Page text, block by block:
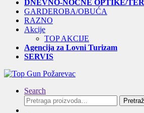
DNEVNO-NOĆNE OPTIKE/
GARDEROBA/OBUĆA
RAZNO
Akcije
TOP AKCIJE
Agencija za Lovni Turizam
SERVIS
Search
Pretraga
za: